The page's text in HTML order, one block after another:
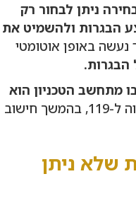
ניתן לבחור רק
הבגרות ולהשמיט את
נעשה באופן אוטומטי
הבגרות.
מתחשב הטכניון הוא
. כל ציון הגבוה מ-119 יהיה שווה ל-119, בהמשך חישוב
שלא ניתן